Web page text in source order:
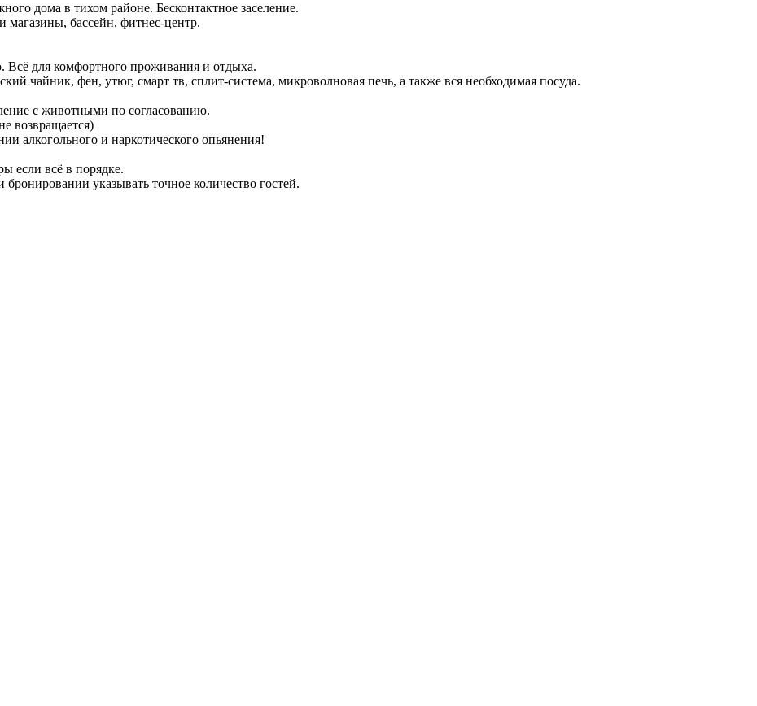
дома в тихом районе. Бесконтактное заселение.
магазины, бассейн, фитнес-центр.
для комфортного проживания и отдыха.
чайник, фен, утюг, смарт тв, сплит-система, микроволновая печь, а также вся необходимая посуда.
с животными по согласованию.
возвращается)
алкогольного и наркотического опьянения!
если всё в порядке.
указывать точное количество гостей.